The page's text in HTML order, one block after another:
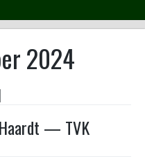
2024
Haardt — TVK